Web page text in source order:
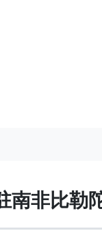
南非比勒